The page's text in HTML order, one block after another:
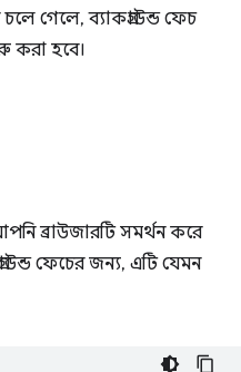
গেলে, ব্যাকগ্রাউন্ড ফেচ
করা হবে।
ব্রাউজারটি সমর্থন করে
ফেচের জন্য, এটি যেমন